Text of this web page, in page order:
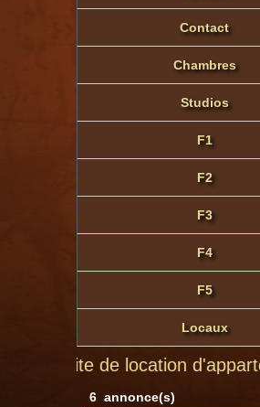
Contact
Chambres
Studios
F1
F2
F3
F4
F5
Locaux
de location
6 annonce(s)